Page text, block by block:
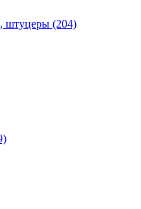
штуцеры (204)